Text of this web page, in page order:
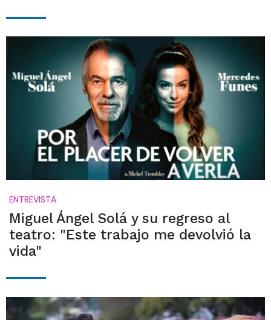
ENTREVISTA
Miguel Ángel Solá y su regreso al
teatro: "Este trabajo me devolvió la
vida"